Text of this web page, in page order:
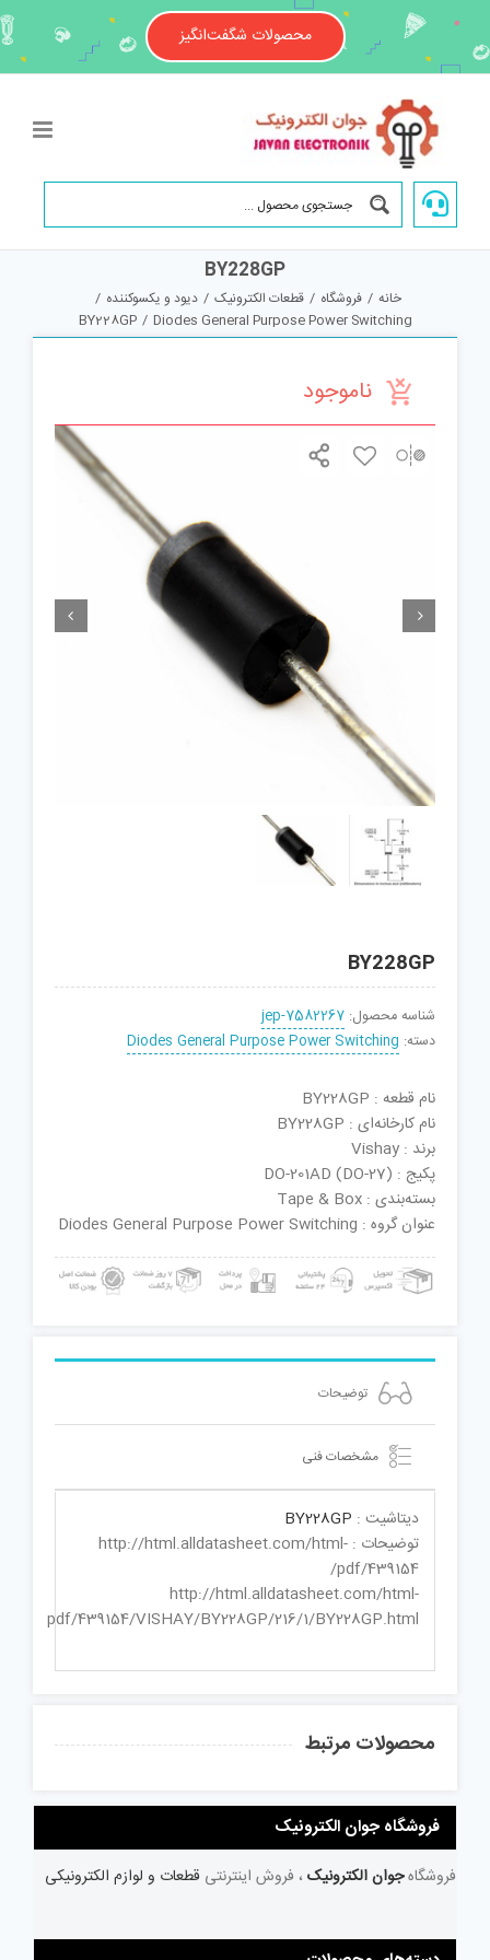
content
محصولات شگفت‌انگیز
BY228GP
خانه / فروشگاه / قطعات الکترونیک / دیود و یکسوکننده /
Diodes General Purpose Power Switching
/
BY228GP
ناموجود
 
BY228GP
شناسه محصول: jep-7582267
دسته: Diodes General Purpose Power Switching
نام قطعه : BY228GP
نام کارخانه‌ای : BY228GP
برند : Vishay
پکیج : DO-201AD (DO-27)
بسته‌بندی : Tape & Box
عنوان گروه : Diodes General Purpose Power Switching
توضیحات
مشخصات فنی
دیتاشیت : BY228GP
توضیحات : http://html.alldatasheet.com/html-
pdf/439154/
http://html.alldatasheet.com/html-
pdf/439154/VISHAY/BY228GP/216/1/BY228GP.html
محصولات مرتبط
فروشگاه جوان الکترونیک
فروشگاهجوان الکترونیک ، فروش اینترنتی قطعات و لوازم الکترونیکی